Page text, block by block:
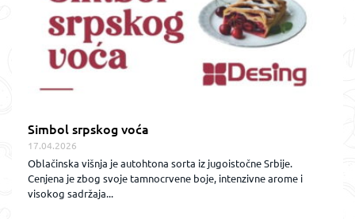
Simbol srpskog voća
17.04.2026
Oblačinska višnja je autohtona sorta iz jugoistočne Srbije.
Cenjena je zbog svoje tamnocrvene boje, intenzivne arome i
visokog sadržaja...